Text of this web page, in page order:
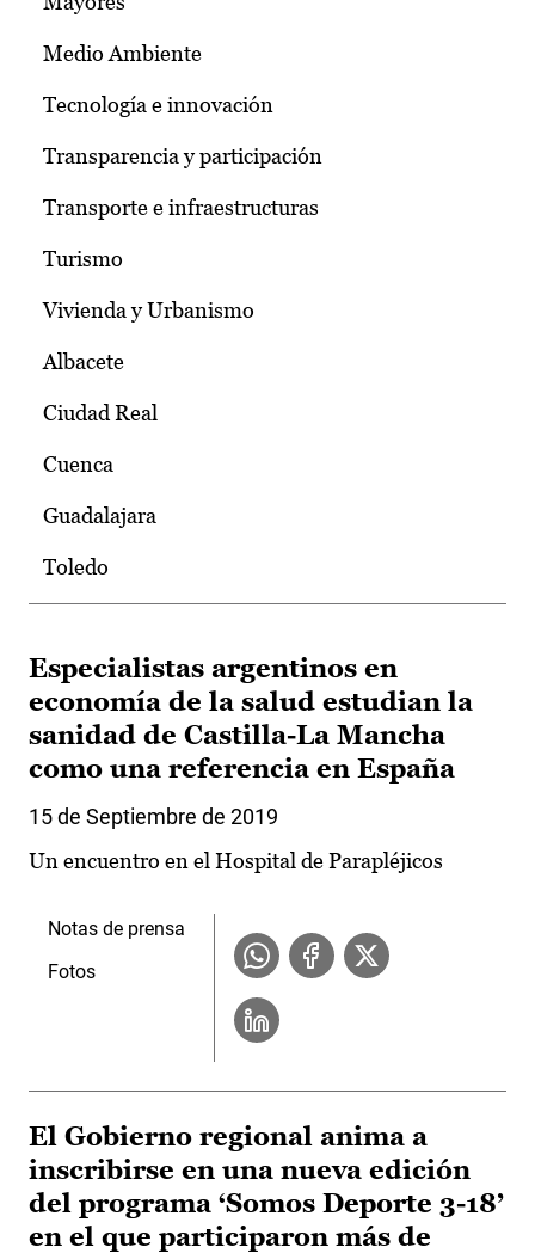
Medio Ambiente
Tecnología e innovación
Transparencia y participación
Transporte e infraestructuras
Turismo
Vivienda y Urbanismo
Albacete
Ciudad Real
Cuenca
Guadalajara
Toledo
Especialistas argentinos en
economía de la salud estudian la
sanidad de Castilla-La Mancha
como una referencia en España
15 de Septiembre de 2019
Un encuentro en el Hospital de Parapléjicos
Notas de prensa
Fotos
El Gobierno regional anima a
inscribirse en una nueva edición
del programa ‘Somos Deporte 3-18’
en el que participaron más de